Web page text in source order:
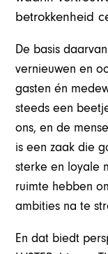
betrokkenheid
De basis
vernieuwen en
gasten én
steeds een
ons, en de
is een zaak die
sterke en loyale
ruimte hebben
ambities na te
En dat biedt